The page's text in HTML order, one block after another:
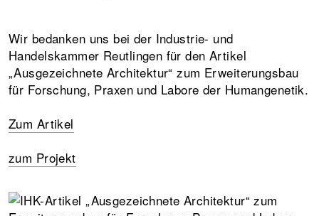
Wir bedanken uns bei der Industrie- und
Handelskammer Reutlingen für den Artikel
„Ausgezeichnete Architektur“ zum Erweiterungsbau
für Forschung, Praxen und Labore der Humangenetik.
Zum Artikel
zum Projekt